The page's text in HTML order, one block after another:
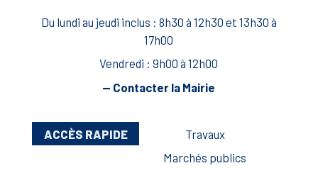
Du lundi au jeudi inclus : 8h30 à 12h30 et 13h30 à
17h00
Vendredi : 9h00 à 12h00
— Contacter la Mairie
ACCÈS RAPIDE
Travaux
Marchés publics